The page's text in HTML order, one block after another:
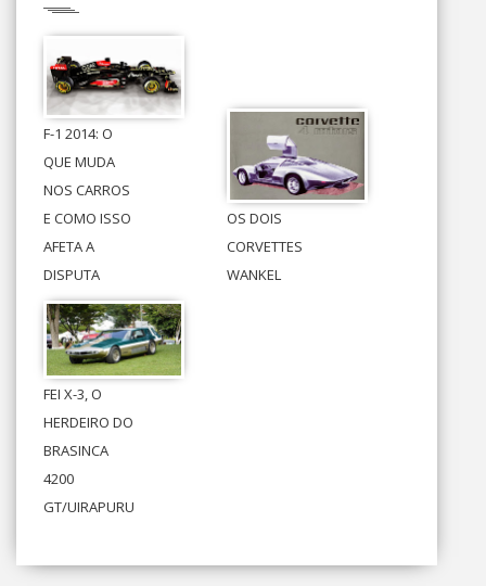
F-1 2014: O
QUE MUDA
NOS CARROS
E COMO ISSO
AFETA A
DISPUTA
OS DOIS
CORVETTES
WANKEL
FEI X-3, O
HERDEIRO DO
BRASINCA
4200
GT/UIRAPURU